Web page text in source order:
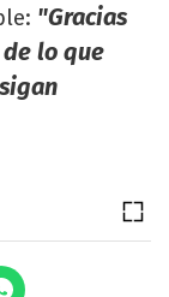
"Gracias
lo que